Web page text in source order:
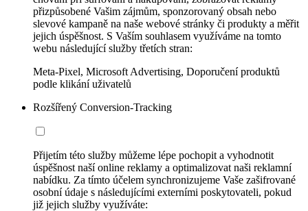
přizpůsobené Vašim zájmům, sponzorovaný obsah nebo
slevové kampaně na naše webové stránky či produkty a měřit
jejich úspěšnost. S Vaším souhlasem využíváme na tomto
webu následující služby třetích stran:
Meta-Pixel, Microsoft Advertising, Doporučení produktů
podle klikání uživatelů
Rozšířený Conversion-Tracking
Přijetím této služby můžeme lépe pochopit a vyhodnotit
úspěšnost naší online reklamy a optimalizovat naši reklamní
nabídku. Za tímto účelem synchronizujeme Vaše zašifrované
osobní údaje s následujícími externími poskytovateli, pokud
již jejich služby využíváte: